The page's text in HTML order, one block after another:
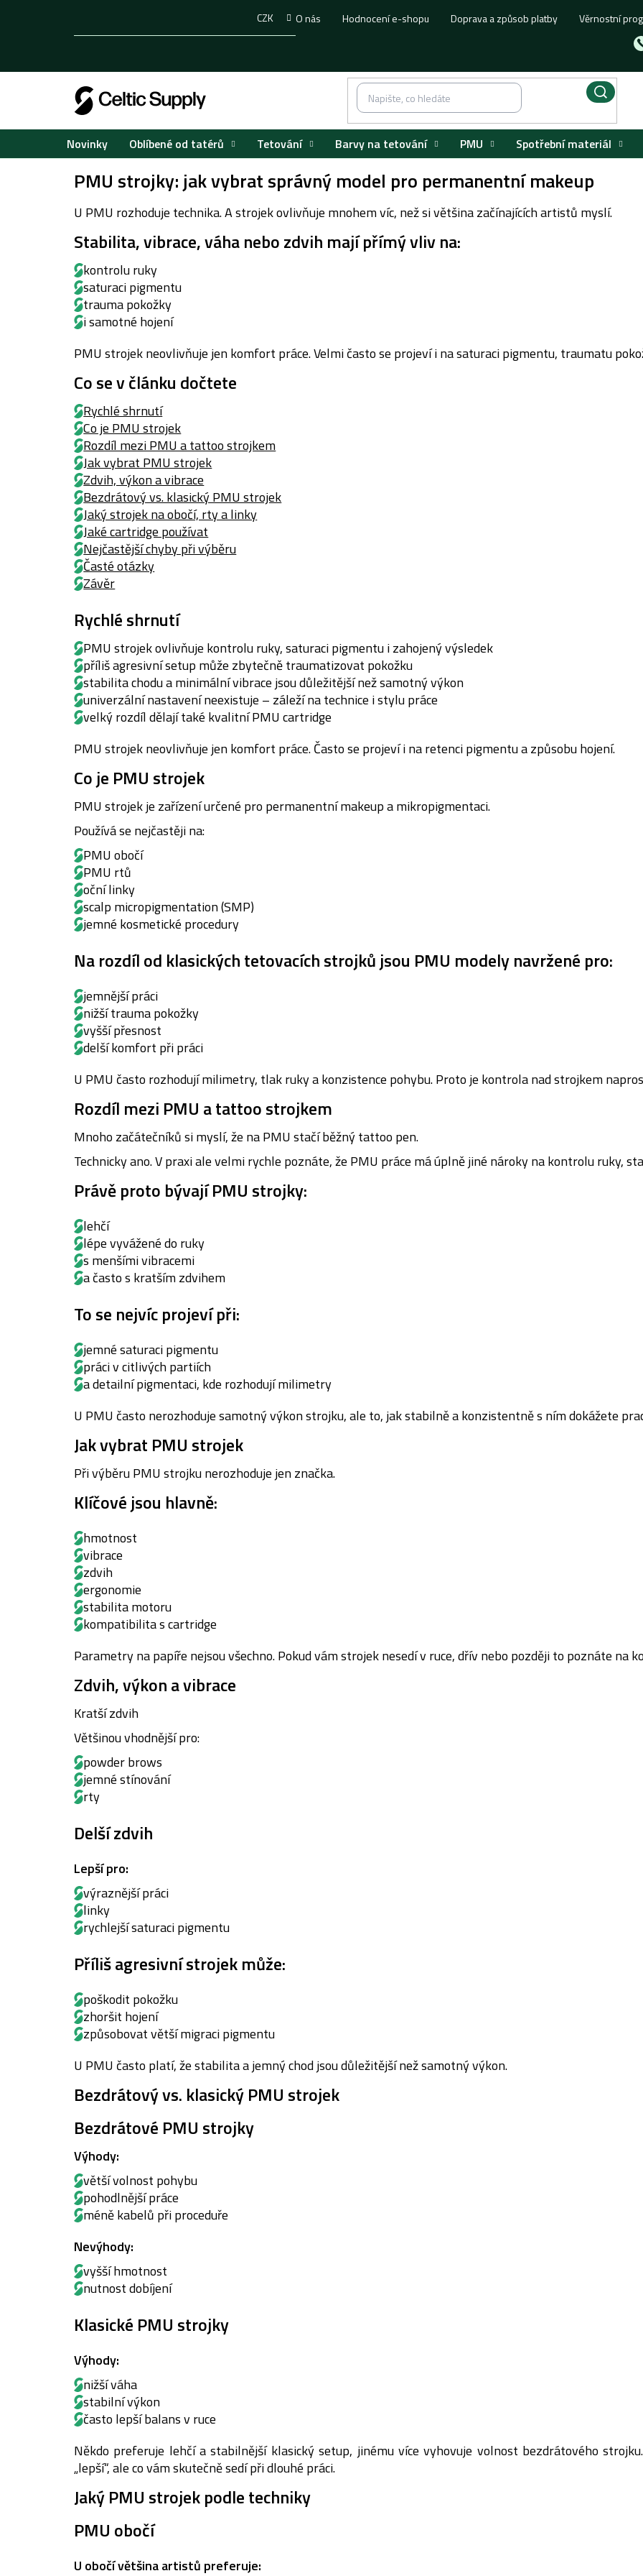
O nás Hodnocení e-shopu Doprava a způsob platby Věrnostní
CZK
Novinky Oblíbené od tatérů Tetování Barvy na tetování PMU Spotřební materiál
PMU strojky: jak vybrat správný model pro permanentní makeup
U PMU rozhoduje technika. A strojek ovlivňuje mnohem víc, než si většina začínajících artistů myslí.
Stabilita, vibrace, váha nebo zdvih mají přímý vliv na:
kontrolu ruky
saturaci pigmentu
trauma pokožky
i samotné hojení
PMU strojek neovlivňuje jen komfort práce. Velmi často se projeví i na saturaci pigmentu, traumatu
Co se v článku dočtete
Rychlé shrnutí
Co je PMU strojek
Rozdíl mezi PMU a tattoo strojkem
Jak vybrat PMU strojek
Zdvih, výkon a vibrace
Bezdrátový vs. klasický PMU strojek
Jaký strojek na obočí, rty a linky
Jaké cartridge používat
Nejčastější chyby při výběru
Časté otázky
Závěr
Rychlé shrnutí
PMU strojek ovlivňuje kontrolu ruky, saturaci pigmentu i zahojený výsledek
příliš agresivní setup může zbytečně traumatizovat pokožku
stabilita chodu a minimální vibrace jsou důležitější než samotný výkon
univerzální nastavení neexistuje – záleží na technice i stylu práce
velký rozdíl dělají také kvalitní PMU cartridge
PMU strojek neovlivňuje jen komfort práce. Často se projeví i na retenci pigmentu a způsobu hojení.
Co je PMU strojek
PMU strojek je zařízení určené pro permanentní makeup a mikropigmentaci.
Používá se nejčastěji na:
PMU obočí
PMU rtů
oční linky
scalp micropigmentation (SMP)
jemné kosmetické procedury
Na rozdíl od klasických tetovacích strojků jsou PMU modely navržené pro:
jemnější práci
nižší trauma pokožky
vyšší přesnost
delší komfort při práci
U PMU často rozhodují milimetry, tlak ruky a konzistence pohybu. Proto je kontrola nad strojkem
Rozdíl mezi PMU a tattoo strojkem
Mnoho začátečníků si myslí, že na PMU stačí běžný tattoo pen.
Technicky ano. V praxi ale velmi rychle poznáte, že PMU práce má úplně jiné nároky na kontrolu ruky,
Právě proto bývají PMU strojky:
lehčí
lépe vyvážené do ruky
s menšími vibracemi
a často s kratším zdvihem
To se nejvíc projeví při:
jemné saturaci pigmentu
práci v citlivých partiích
a detailní pigmentaci, kde rozhodují milimetry
U PMU často nerozhoduje samotný výkon strojku, ale to, jak stabilně a konzistentně s ním dokážete
Jak vybrat PMU strojek
Při výběru PMU strojku nerozhoduje jen značka.
Klíčové jsou hlavně:
hmotnost
vibrace
zdvih
ergonomie
stabilita motoru
kompatibilita s cartridge
Parametry na papíře nejsou všechno. Pokud vám strojek nesedí v ruce, dřív nebo později to poznáte na
Zdvih, výkon a vibrace
Kratší zdvih
Většinou vhodnější pro:
powder brows
jemné stínování
rty
Delší zdvih
Lepší pro:
výraznější práci
linky
rychlejší saturaci pigmentu
Příliš agresivní strojek může:
poškodit pokožku
zhoršit hojení
způsobovat větší migraci pigmentu
U PMU často platí, že stabilita a jemný chod jsou důležitější než samotný výkon.
Bezdrátový vs. klasický PMU strojek
Bezdrátové PMU strojky
Výhody:
větší volnost pohybu
pohodlnější práce
méně kabelů při proceduře
Nevýhody:
vyšší hmotnost
nutnost dobíjení
Klasické PMU strojky
Výhody:
nižší váha
stabilní výkon
často lepší balans v ruce
Někdo preferuje lehčí a stabilnější klasický setup, jinému více vyhovuje volnost bezdrátového
„lepší“, ale co vám skutečně sedí při dlouhé práci.
Jaký PMU strojek podle techniky
PMU obočí
U obočí většina artistů preferuje: